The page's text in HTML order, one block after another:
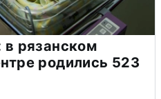
рязанском
родились 523